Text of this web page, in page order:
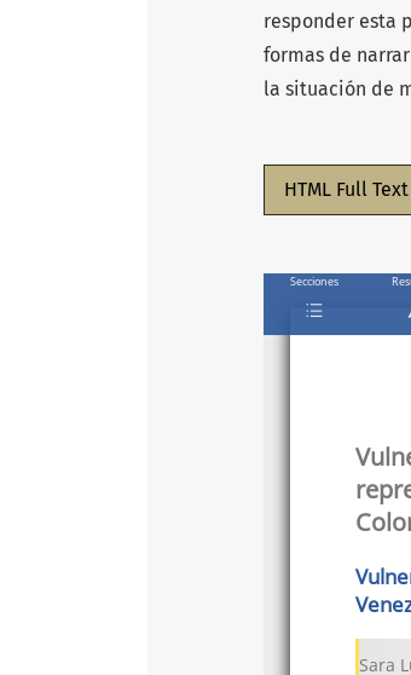
responder esta
formas de
la situación de
HTML Full Text